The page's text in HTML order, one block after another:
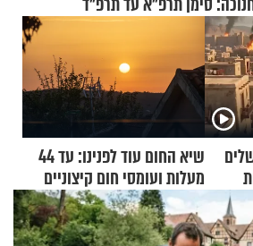
שיא החום עוד לפנינו: עד 44
מעלות ועומסי חום קיצוניים